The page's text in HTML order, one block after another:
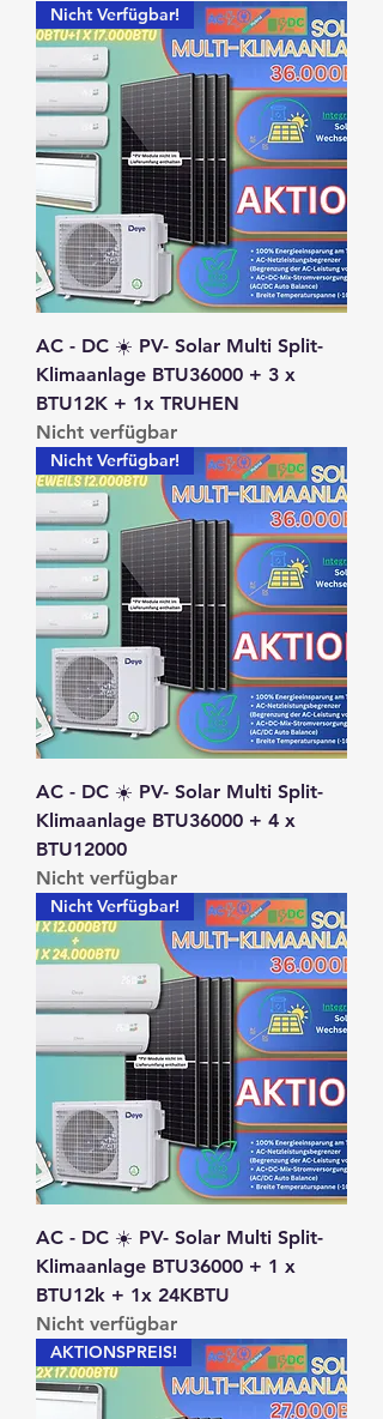
Nicht Verfügbar!
AC - DC ☀️ PV- Solar Multi Split-
Klimaanlage BTU36000 + 3 x
BTU12K + 1x TRUHEN
Nicht verfügbar
Nicht Verfügbar!
AC - DC ☀️ PV- Solar Multi Split-
Klimaanlage BTU36000 + 4 x
BTU12000
Nicht verfügbar
Nicht Verfügbar!
AC - DC ☀️ PV- Solar Multi Split-
Klimaanlage BTU36000 + 1 x
BTU12k + 1x 24KBTU
Nicht verfügbar
AKTIONSPREIS!